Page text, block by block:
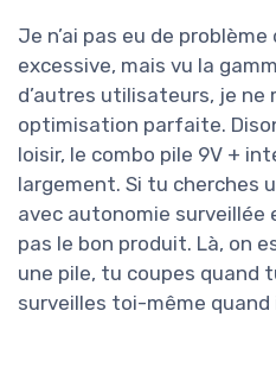
Je n’ai pas eu de
excessive, mais vu la
d’autres utilisateurs, je ne
optimisation parfaite.
loisir, le combo pile 9V +
largement. Si tu cherches
avec autonomie surveillée
pas le bon produit. Là, on
une pile, tu coupes quand
surveilles toi-même